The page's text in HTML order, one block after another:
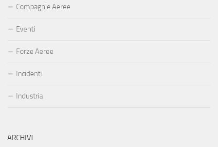
Compagnie Aeree
Eventi
Forze Aeree
Incidenti
Industria
ARCHIVI